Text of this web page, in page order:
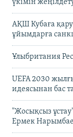
үкімін
АҚШ Кубаға
ұйымдарға
Ұлыбритания
UEFA 2030
идеясынан бас
"Жосықсыз
Ермек